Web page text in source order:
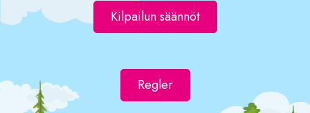
Kilpailun säännöt
Regler